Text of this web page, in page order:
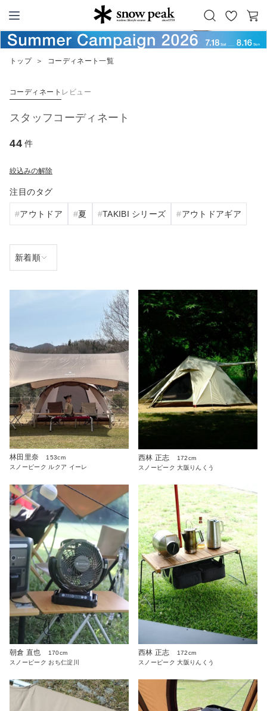
Snow Peak
お
気
カ
ー
トップ ＞ コーディネート一覧
コーディネート レビュー
スタッフコーディネート
44 件
絞込みの解除
注目のタグ
アウトドア 夏 TAKIBI シリーズ アウトドアギア
林田里奈
153cm
スノーピーク ルクア イーレ
西林 正志
172cm
スノーピーク 大阪りんくう
朝倉 直也
170cm
スノーピーク おち仁淀川
西林 正志
172cm
スノーピーク 大阪りんくう